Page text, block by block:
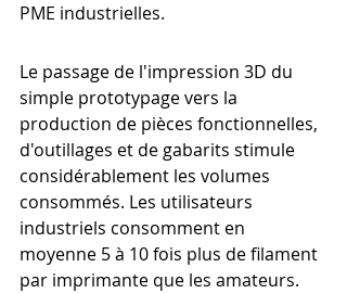
PME industrielles.
Le passage de l'impression 3D du
simple prototypage vers la
production de pièces fonctionnelles,
d'outillages et de gabarits stimule
considérablement les volumes
consommés. Les utilisateurs
industriels consomment en
moyenne 5 à 10 fois plus de filament
par imprimante que les amateurs.